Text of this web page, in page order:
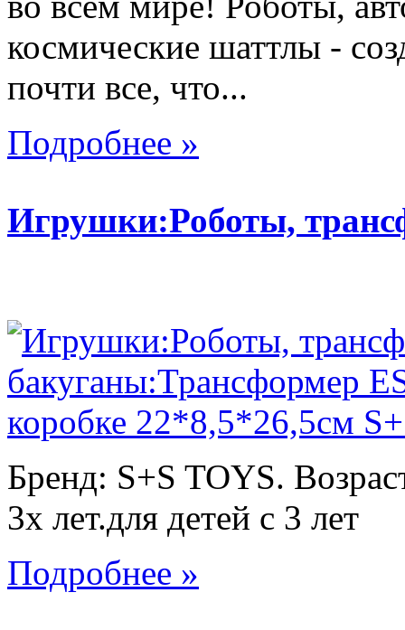
космические шаттлы -
почти все, что...
Подробнее »
Игрушки:Роботы,
Бренд: S+S TOYS.
3х лет.для детей с 3 лет
Подробнее »